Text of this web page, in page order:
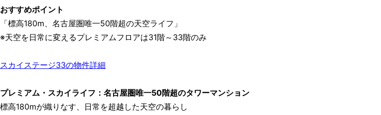
おすすめポイント
「標高180m、名古屋圏唯一50階超の天空ライフ」
※天空を日常に変えるプレミアムフロアは31階～33階のみ
スカイステージ33の物件詳細
プレミアム・スカイライフ：名古屋圏唯一50階超のタワーマンション
標高180mが織りなす、日常を超越した天空の暮らし